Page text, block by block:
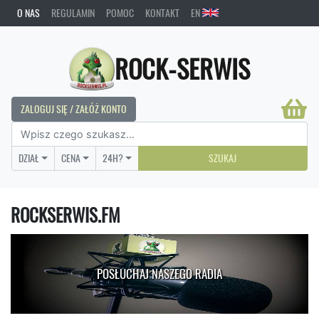
O NAS REGULAMIN POMOC KONTAKT EN
ROCK-SERWIS
ZALOGUJ SIĘ / ZAŁÓŻ KONTO
DZIAŁ CENA 24H? SZUKAJ
ROCKSERWIS.FM
POSŁUCHAJ NASZEGO RADIA